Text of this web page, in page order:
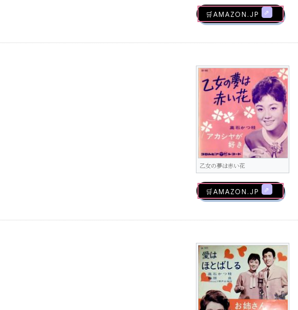
🛒AMAZON.jp
乙女の夢は赤い花
🛒AMAZON.jp